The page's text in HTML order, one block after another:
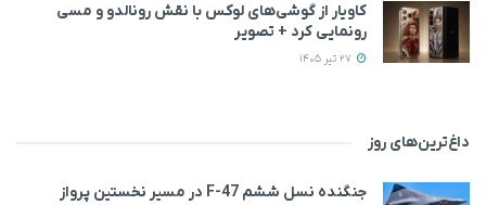
کاویار از گوشی‌های لوکس با نقش رونالدو و مسی
رونمایی کرد + تصویر
داغ‌ترین‌های روز
جنگنده نسل ششم F-47 در مسیر نخستین پرواز